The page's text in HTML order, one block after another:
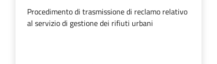
Procedimento di trasmissione di reclamo relativo
al servizio di gestione dei rifiuti urbani